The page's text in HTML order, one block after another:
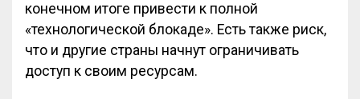
конечном итоге привести к полной
«технологической блокаде». Есть также риск,
что и другие страны начнут ограничивать
доступ к своим ресурсам.